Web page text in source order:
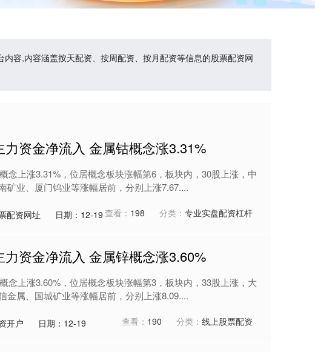
容,内容涵盖按天配资、按周配资、按月配资等信息的股票配资网
资金净流入 金属钴概念涨3.31%
念上涨3.31%，位居概念板块涨幅第6，板块内，30股上涨，中
矿业、厦门钨业等涨幅居前，分别上涨7.67....
配资网址 日期：12-19 查看： 198 分类： 专业实盘配资杠杆
力资金净流入 金属锌概念涨3.60%
念上涨3.60%，位居概念板块涨幅第3，板块内，33股上涨，大
金属、国城矿业等涨幅居前，分别上涨8.09....
开户 日期：12-19 查看： 190 分类： 线上股票配资